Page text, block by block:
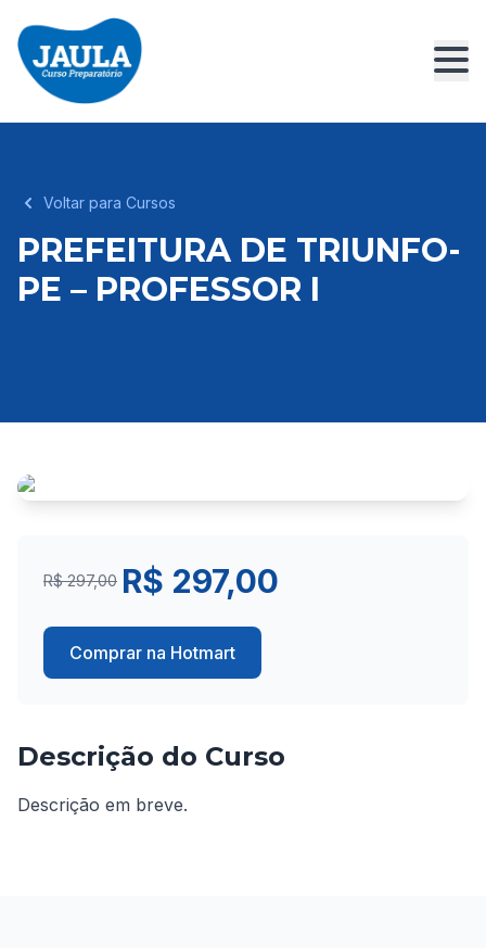
Voltar para Cursos
PREFEITURA DE TRIUNFO-
PE – PROFESSOR I
R$ 297,00 R$ 297,00
Comprar na Hotmart
Descrição do Curso
Descrição em breve.